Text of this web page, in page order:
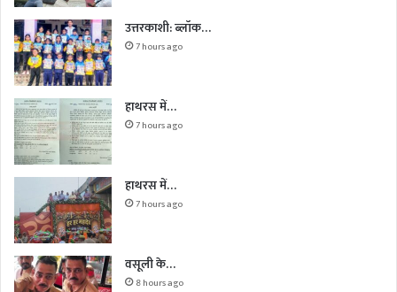
उत्तरकाशी: ब्लॉक…
7 hours ago
हाथरस में…
7 hours ago
हाथरस में…
7 hours ago
वसूली के…
8 hours ago